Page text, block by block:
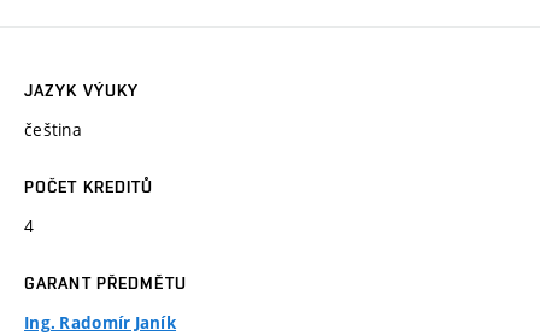
JAZYK VÝUKY
čeština
POČET KREDITŮ
4
GARANT PŘEDMĚTU
Ing. Radomír Janík